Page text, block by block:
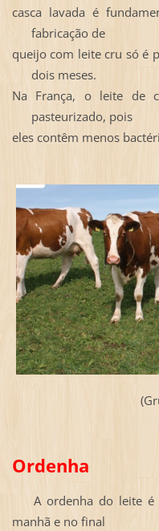
casca lavada é
fabricação de
queijo com leite cru só é
dois meses.
Na França, o leite de
pasteurizado, pois
eles contêm menos
(Gruyère,
Ordenha
A ordenha do leite é
manhã e no final